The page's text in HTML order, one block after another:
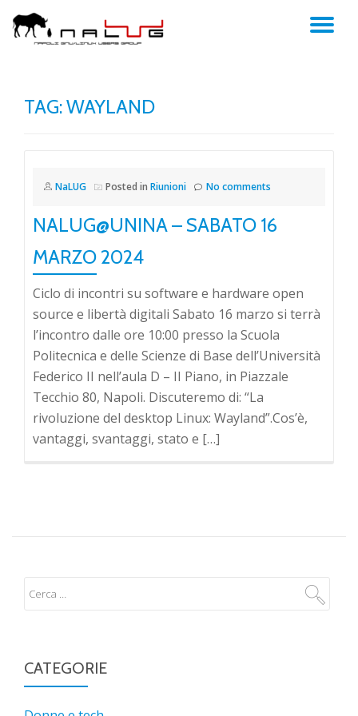
Skip
TAG:WAYLAND
NaLUG Posted in Riunioni No comments
NALUG@UNINA – SABATO 16
MARZO 2024
Ciclo di incontri su software e hardware open
source e libertà digitali Sabato 16 marzo si terrà
l’incontro dalle ore 10:00 presso la Scuola
Politecnica e delle Scienze di Base dell’Università
Federico II nell’aula D – II Piano, in Piazzale
Tecchio 80, Napoli. Discuteremo di: “La
rivoluzione del desktop Linux: Wayland”.Cos’è,
vantaggi, svantaggi, stato e […]
CATEGORIE